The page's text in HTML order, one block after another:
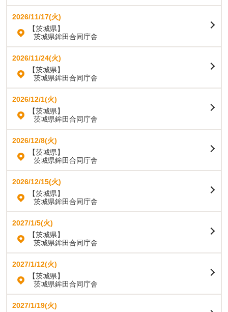
2026/11/17(火)
【茨城県】
茨城県鉾田合同庁舎
2026/11/24(火)
【茨城県】
茨城県鉾田合同庁舎
2026/12/1(火)
【茨城県】
茨城県鉾田合同庁舎
2026/12/8(火)
【茨城県】
茨城県鉾田合同庁舎
2026/12/15(火)
【茨城県】
茨城県鉾田合同庁舎
2027/1/5(火)
【茨城県】
茨城県鉾田合同庁舎
2027/1/12(火)
【茨城県】
茨城県鉾田合同庁舎
2027/1/19(火)